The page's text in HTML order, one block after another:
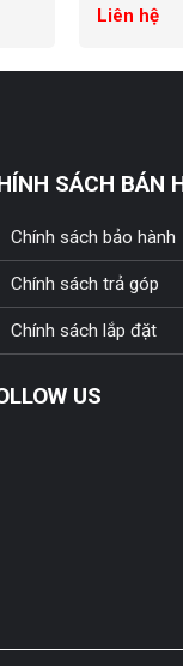
Liên hệ
SÁCH BÁN
Chính sách bảo hành
Chính sách trả góp
Chính sách lắp đặt
US